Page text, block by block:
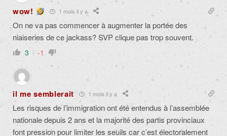
wow! 1 mois il y a
On ne va pas commencer à augmenter la portée des
niaiseries de ce jackass? SVP clique pas trop souvent.
3 -1
il me semblerait 1 mois il y a
Les risques de l’immigration ont été entendus à l’assemblée
nationale depuis 2 ans et la majorité des partis provinciaux
font pression pour limiter les seuils car c’est électoralement